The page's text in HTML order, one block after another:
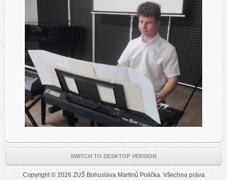
SWITCH TO DESKTOP VERSION
Copyright © 2026 ZUŠ Bohuslava Martinů Polička. Všechna práva